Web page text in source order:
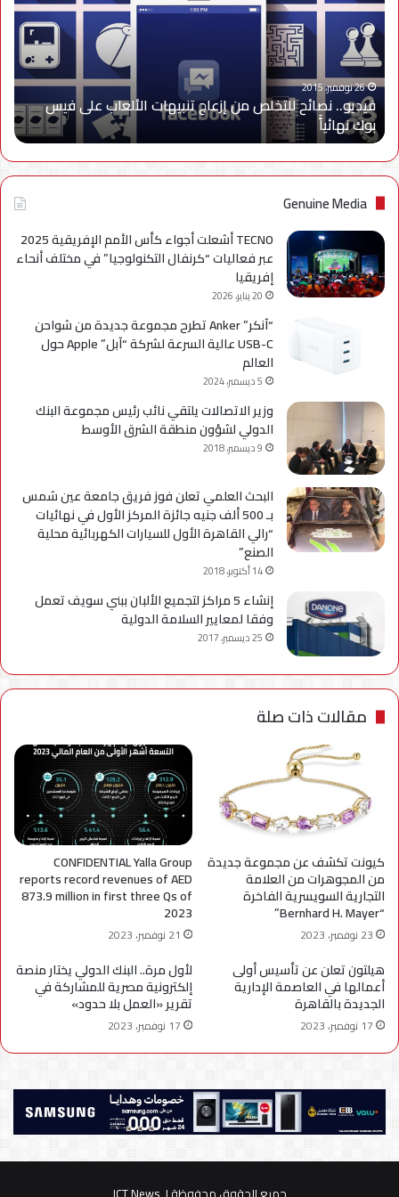
من
إزعاج
تنبيهات
الألعاب
على
فيس
بوك
نهائياًَ
26 نوفمبر، 2015
فيديو.. نصائح للتخلص من إزعاج تنبيهات الألعاب على فيس
بوك نهائياًَ
Genuine Media
TECNO أشعلت أجواء كأس الأمم الإفريقية 2025
عبر فعاليات “كرنفال التكنولوجيا” في مختلف أنحاء
إفريقيا
20 يناير، 2026
“آنكر” Anker تطرح مجموعة جديدة من شواحن
USB-C عالية السرعة لشركة “آبل” Apple حول
العالم
5 ديسمبر، 2024
وزير الاتصالات يلتقي نائب رئيس مجموعة البنك
الدولي لشؤون منطقة الشرق الأوسط
9 ديسمبر، 2018
البحث العلمي تعلن فوز فريق جامعة عين شمس
بـ 500 ألف جنيه جائزة المركز الأول في نهائيات
“رالي القاهرة الأول للسيارات الكهربائية محلية
الصنع”
14 أكتوبر، 2018
إنشاء 5 مراكز لتجميع الألبان ببني سويف تعمل
وفقا لمعايير السلامة الدولية
25 ديسمبر، 2017
مقالات ذات صلة
كيونت تكشف عن مجموعة جديدة
من المجوهرات من العلامة
التجارية السويسرية الفاخرة
“Bernhard H. Mayer”
23 نوفمبر، 2023
CONFIDENTIAL Yalla Group
reports record revenues of AED
873.9 million in first three Qs of
2023
21 نوفمبر، 2023
هيلتون تعلن عن تأسيس أولى
أعمالها في العاصمة الإدارية
الجديدة بالقاهرة
17 نوفمبر، 2023
لأول مرة.. البنك الدولي يختار منصة
إلكترونية مصرية للمشاركة في
تقرير «العمل بلا حدود»
17 نوفمبر، 2023